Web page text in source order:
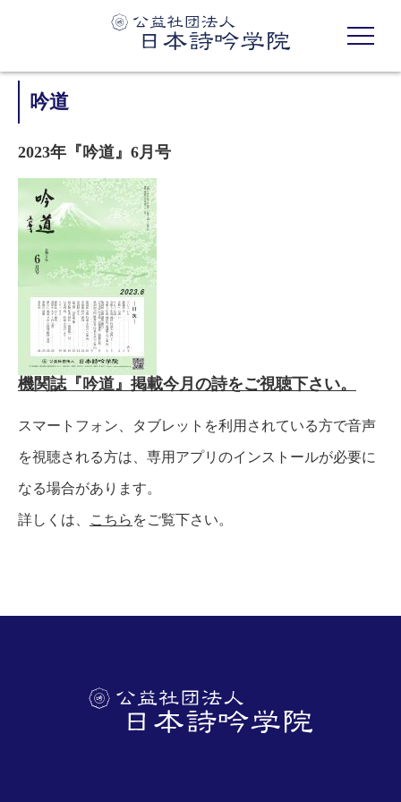
吟道
2023年『吟道』6月号
機関誌『吟道』掲載今月の詩をご視聴下さい。
スマートフォン、タブレットを利用されている方で音声
を視聴される方は、専用アプリのインストールが必要に
なる場合があります。
詳しくは、 こちら をご覧下さい。